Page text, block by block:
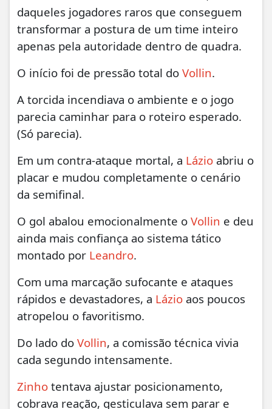
daqueles jogadores raros que conseguem
transformar a postura de um time inteiro
apenas pela autoridade dentro de quadra.
O início foi de pressão total do Vollin.
A torcida incendiava o ambiente e o jogo
parecia caminhar para o roteiro esperado.
(Só parecia).
Em um contra-ataque mortal, a Lázio abriu o
placar e mudou completamente o cenário
da semifinal.
O gol abalou emocionalmente o Vollin e deu
ainda mais confiança ao sistema tático
montado por Leandro.
Com uma marcação sufocante e ataques
rápidos e devastadores, a Lázio aos poucos
atropelou o favoritismo.
Do lado do Vollin, a comissão técnica vivia
cada segundo intensamente.
Zinho tentava ajustar posicionamento,
cobrava reação, gesticulava sem parar e